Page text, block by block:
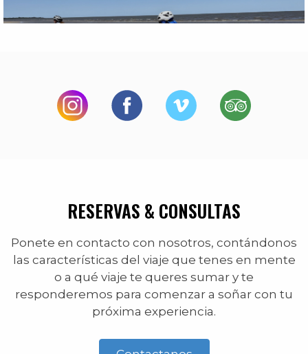
RESERVAS & CONSULTAS
Ponete en contacto con nosotros, contándonos
las características del viaje que tenes en mente
o a qué viaje te queres sumar y te
responderemos para comenzar a soñar con tu
próxima experiencia.